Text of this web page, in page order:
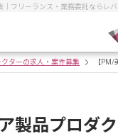
フリーランス・業務委託ならレ
クターの求人・案件募集 【
製品プロダ